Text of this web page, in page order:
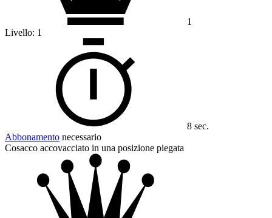
1
Livello: 1
8 sec.
Abbonamento necessario
Cosacco accovacciato in una posizione piegata